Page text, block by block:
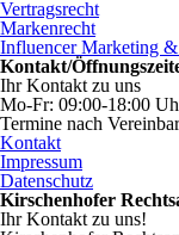
Vertragsrecht
Markenrecht
Influencer Marketing
Kontakt/
Ihr Kontakt zu uns
Mo-Fr: 09:00-18:00
Termine nach
Kontakt
Impressum
Datenschutz
Kirschenhofer
Ihr Kontakt zu uns!